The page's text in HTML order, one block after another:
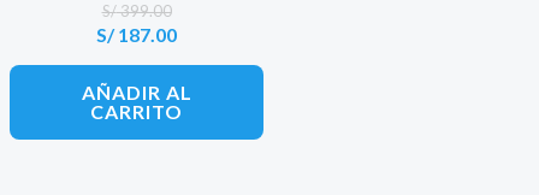
S/399.00
El
precio
original
era:
S/ 399.00.
S/187.00
El
precio
actual
es:
S/ 187.00.
AÑADIR AL
CARRITO